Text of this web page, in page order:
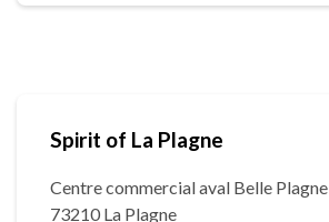
Spirit of La Plagne
Centre commercial aval Belle Plagne
73210 La Plagne